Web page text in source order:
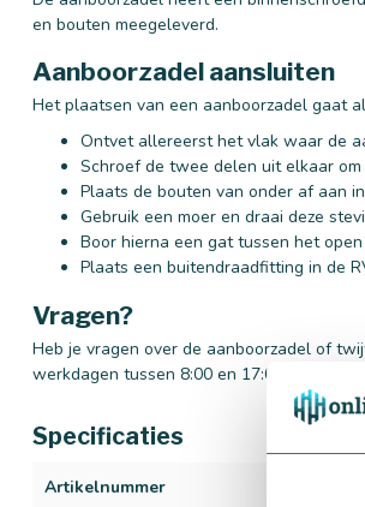
en bouten meegeleverd.
Aanboorzadel aansluiten
Het plaatsen van een aanboorzadel gaat
Ontvet allereerst het vlak waar de
Schroef de twee delen uit elkaar
Plaats de bouten van onder af aan
Gebruik een moer en draai deze
Boor hierna een gat tussen het
Plaats een buitendraadfitting in de
Vragen?
Heb je vragen over de aanboorzadel of
werkdagen tussen 8:00 en 17:00 uur of
Specificaties
Artikelnummer